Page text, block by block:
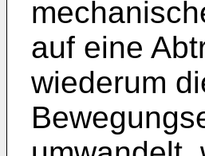
auf eine
wiederum